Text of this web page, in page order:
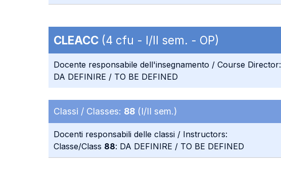
CLEACC (4 cfu - I/II sem. - OP)
Docente responsabile dell'insegnamento / Course Director:
DA DEFINIRE / TO BE DEFINED
Classi / Classes: 88 (I/II sem.)
Docenti responsabili delle classi / Instructors:
Classe/Class 88: DA DEFINIRE / TO BE DEFINED